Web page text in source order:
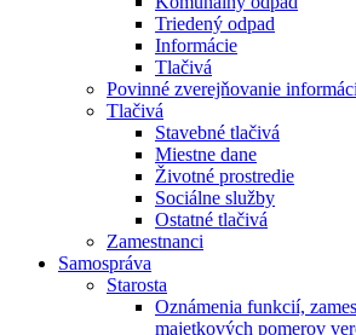
Triedený odpad
Informácie
Tlačivá
Povinné zverejňovanie
Tlačivá
Stavebné tlačivá
Miestne dane
Životné prostredie
Sociálne služby
Ostatné tlačivá
Zamestnanci
Samospráva
Starosta
Oznámenia funkcií,
majetkových pomerov